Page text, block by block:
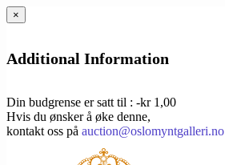
×
Additional Information
Din budgrense er satt til : -kr 1,00
Hvis du ønsker å øke denne,
kontakt oss på auction@oslomyntgalleri.no